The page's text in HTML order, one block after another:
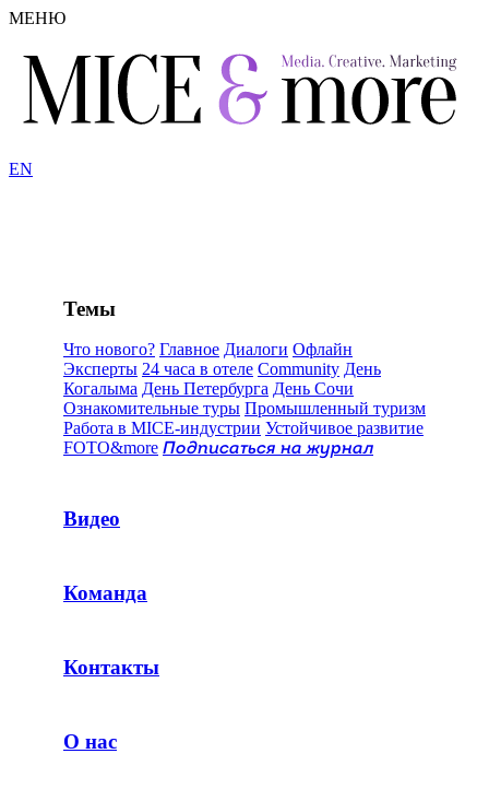
МЕНЮ
EN
Темы
Что нового? Главное Диалоги Офлайн
Эксперты 24 часа в отеле Community День
Когалыма День Петербурга День Сочи
Ознакомительные туры Промышленный туризм
Работа в MICE-индустрии Устойчивое развитие
FOTO&more Подписаться на журнал
Видео
Команда
Контакты
О нас